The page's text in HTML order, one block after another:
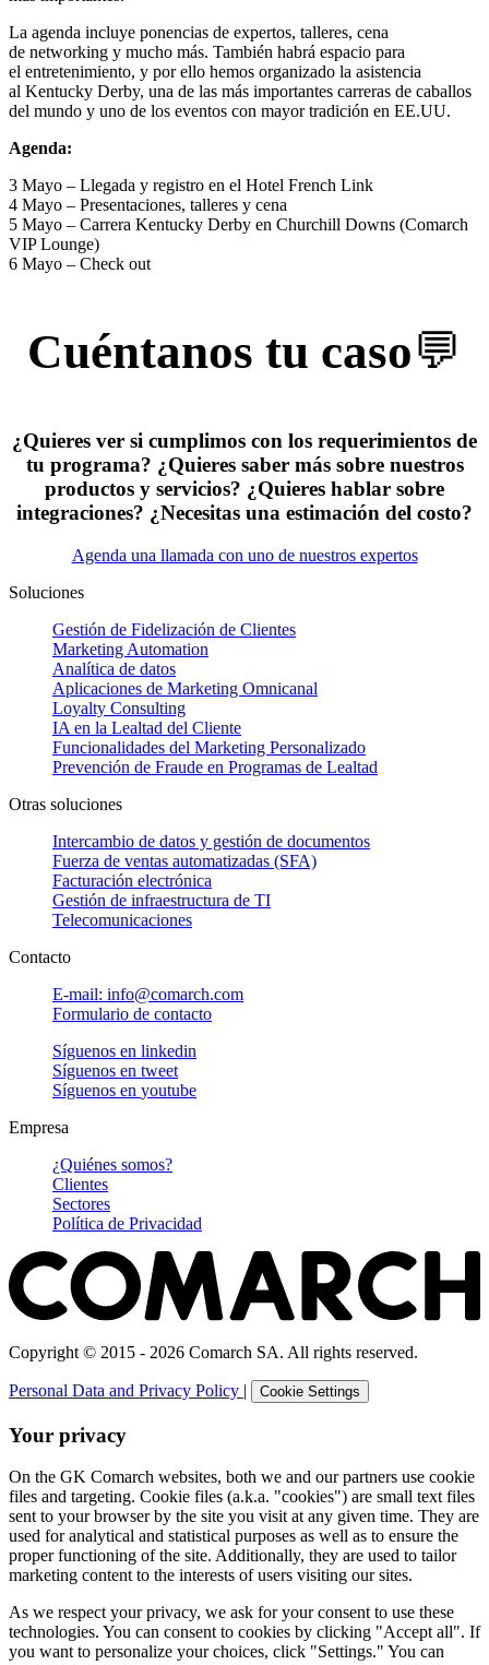
La agenda incluye ponencias de expertos, talleres, cena
de networking y mucho más. También habrá espacio para
el entretenimiento, y por ello hemos organizado la asistencia
al Kentucky Derby, una de las más importantes carreras de caballos
del mundo y uno de los eventos con mayor tradición en EE.UU.
Agenda:
3 Mayo – Llegada y registro en el Hotel French Link
4 Mayo – Presentaciones, talleres y cena
5 Mayo – Carrera Kentucky Derby en Churchill Downs (Comarch
VIP Lounge)
6 Mayo – Check out
Cuéntanos tu caso💬
¿Quieres ver si cumplimos con los requerimientos de
tu programa? ¿Quieres saber más sobre nuestros
productos y servicios? ¿Quieres hablar sobre
integraciones? ¿Necesitas una estimación del costo?
Agenda una llamada con uno de nuestros expertos
Soluciones
Gestión de Fidelización de Clientes
Marketing Automation
Analítica de datos
Aplicaciones de Marketing Omnicanal
Loyalty Consulting
IA en la Lealtad del Cliente
Funcionalidades del Marketing Personalizado
Prevención de Fraude en Programas de Lealtad
Otras soluciones
Intercambio de datos y gestión de documentos
Fuerza de ventas automatizadas (SFA)
Facturación electrónica
Gestión de infraestructura de TI
Telecomunicaciones
Contacto
E-mail: info@comarch.com
Formulario de contacto
Síguenos en linkedin
Síguenos en tweet
Síguenos en youtube
Empresa
¿Quiénes somos?
Clientes
Sectores
Política de Privacidad
Copyright © 2015 - 2026 Comarch SA. All rights reserved.
Personal Data and Privacy Policy | Cookie Settings
Your privacy
On the GK Comarch websites, both we and our partners use cookie
files and targeting. Cookie files (a.k.a. "cookies") are small text files
sent to your browser by the site you visit at any given time. They are
used for analytical and statistical purposes as well as to ensure the
proper functioning of the site. Additionally, they are used to tailor
marketing content to the interests of users visiting our sites.
As we respect your privacy, we ask for your consent to use these
technologies. You can consent to cookies by clicking "Accept all". If
you want to personalize your choices, click "Settings." You can